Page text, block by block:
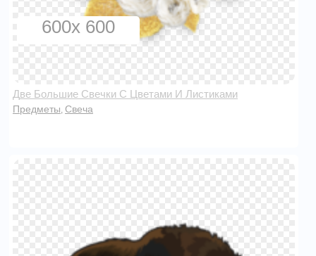
600x 600
Две Большие Свечки С Цветами И Листиками
Предметы Свеча